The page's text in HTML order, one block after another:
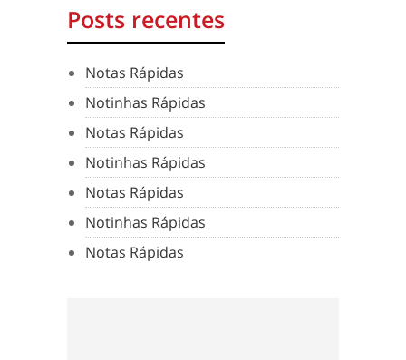
Posts recentes
Notas Rápidas
Notinhas Rápidas
Notas Rápidas
Notinhas Rápidas
Notas Rápidas
Notinhas Rápidas
Notas Rápidas